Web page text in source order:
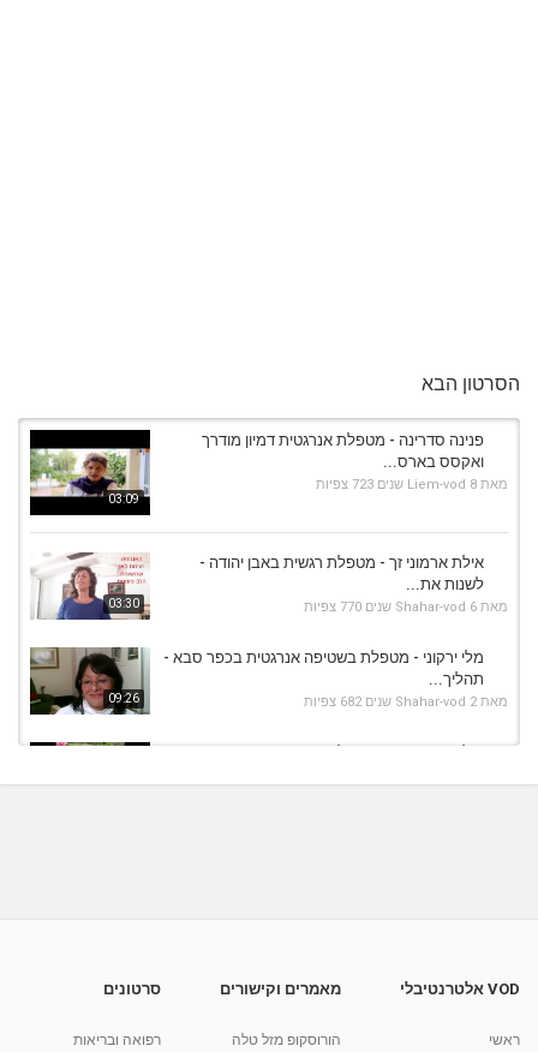
הסרטון הבא
03:09
פנינה סדרינה - מטפלת אנרגטית דמיון מודרך
ואקסס בארס...
מאת Liem-vod 8 שנים 723 צפיות
03:30
אילת ארמוני זך - מטפלת רגשית באבן יהודה -
לשנות את...
מאת Shahar-vod 6 שנים 770 צפיות
09:26
מלי ירקוני - מטפלת בשטיפה אנרגטית בכפר סבא -
תהליך...
מאת Shahar-vod 2 שנים 682 צפיות
אילת ארמוני זך - מטפלת רגשית באבן יהודה - ממני
מאת Shahar-vod 6 שנים 612 צפיות
דניאלה (איילה) חסקלוביץ – NLP דמיון מודרך ו-
VOD אלטרנטיבלי
ראשי
מאמרים וקישורים
הורוסקופ מזל טלה
סרטונים
רפואה ובריאות